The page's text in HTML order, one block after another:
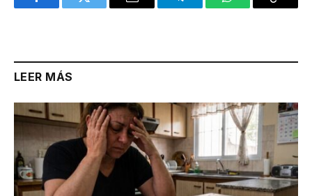
FacebookTwitter Email TelegramWhatsAppCopy
LEER MÁS